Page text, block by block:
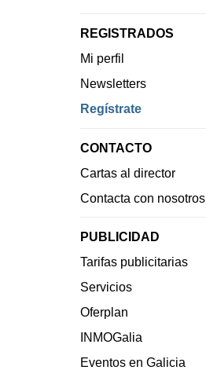
REGISTRADOS
Mi perfil
Newsletters
Regístrate
CONTACTO
Cartas al director
Contacta con nosotros
PUBLICIDAD
Tarifas publicitarias
Servicios
Oferplan
INMOGalia
Eventos en Galicia